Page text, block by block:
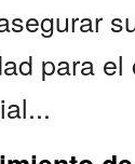
para el